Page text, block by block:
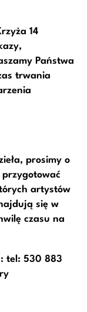
14
Państwa
trwania
prosimy o
artystów
się w
czasu na
tel: 530 883